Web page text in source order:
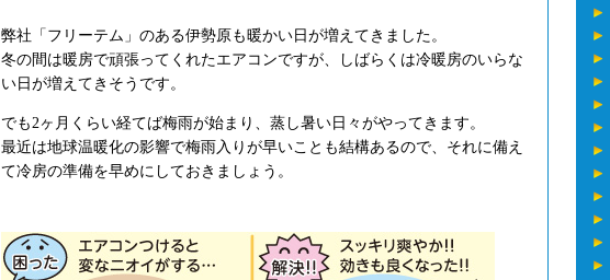
弊社「フリーテム」のある伊勢原も暖かい日が増えてきました。
冬の間は暖房で頑張ってくれたエアコンですが、しばらくは冷暖房のいらな
い日が増えてきそうです。
でも2ヶ月くらい経てば梅雨が始まり、蒸し暑い日々がやってきます。
最近は地球温暖化の影響で梅雨入りが早いことも結構あるので、それに備え
て冷房の準備を早めにしておきましょう。